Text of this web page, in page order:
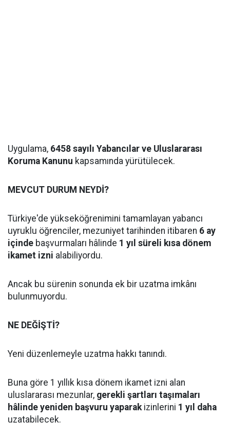
Uygulama, 6458 sayılı Yabancılar ve Uluslararası
Koruma Kanunu kapsamında yürütülecek.
MEVCUT DURUM NEYDİ?
Türkiye'de yükseköğrenimini tamamlayan yabancı
uyruklu öğrenciler, mezuniyet tarihinden itibaren 6 ay
içinde başvurmaları hâlinde 1 yıl süreli kısa dönem
ikamet izni alabiliyordu.
Ancak bu sürenin sonunda ek bir uzatma imkânı
bulunmuyordu.
NE DEĞİŞTİ?
Yeni düzenlemeyle uzatma hakkı tanındı.
Buna göre 1 yıllık kısa dönem ikamet izni alan
uluslararası mezunlar, gerekli şartları taşımaları
hâlinde yeniden başvuru yaparakizinlerini 1 yıl daha
uzatabilecek.